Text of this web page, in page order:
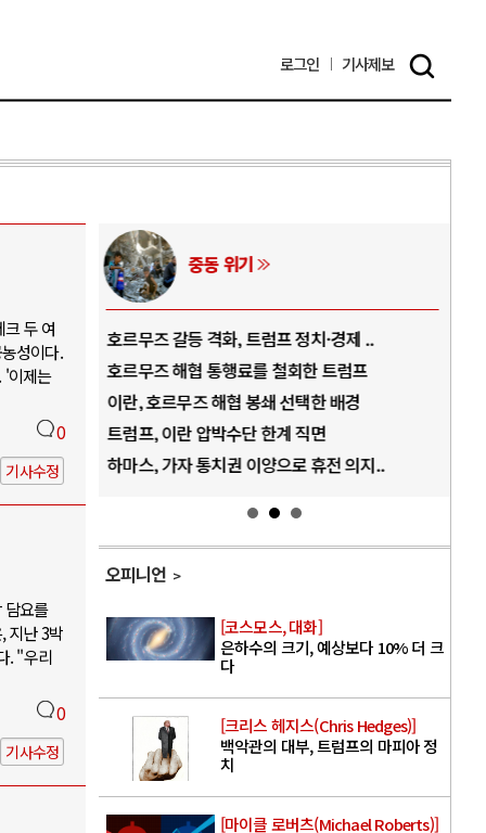
로그인 기사제보
두 여
성이다.
'이제는
0
기사수정
담요를
지난 3박
. "우리
0
기사수정
역..
..
간 ..
중동 위기
호르무즈 갈등 격화, 트럼프 정치·경제 ..
호르무즈 해협 통행료를 철회한 트럼프
이란, 호르무즈 해협 봉쇄 선택한 배경
트럼프, 이란 압박수단 한계 직면
하마스, 가자 통치권 이양으로 휴전 의지..
오피니언
[코스모스, 대화]
은하수의 크기, 예상보다 10% 더 크
다
[크리스 헤지스(Chris Hedges)]
백악관의 대부, 트럼프의 마피아 정
치
[마이클 로버츠(Michael Roberts)]